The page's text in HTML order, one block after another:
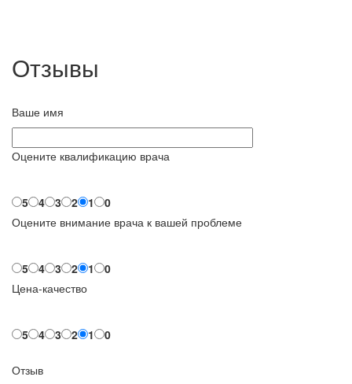
Отзывы
Ваше имя
Оцените квалификацию врача
5 4 3 2 1
0
Оцените внимание врача к вашей проблеме
5 4 3 2 1
0
Цена-качество
5 4 3 2 1 0
Отзыв